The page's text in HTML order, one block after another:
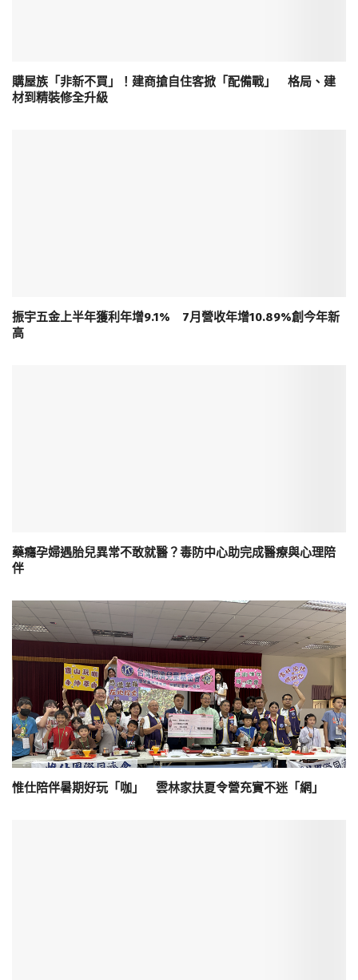
購屋族「非新不買」！建商搶自住客掀「配備戰」 格局、建
材到精裝修全升級
振宇五金上半年獲利年增9.1% 7月營收年增10.89%創今年新
高
藥癮孕婦遇胎兒異常不敢就醫？毒防中心助完成醫療與心理陪
伴
惟仕陪伴暑期好玩「咖」 雲林家扶夏令營充實不迷「網」